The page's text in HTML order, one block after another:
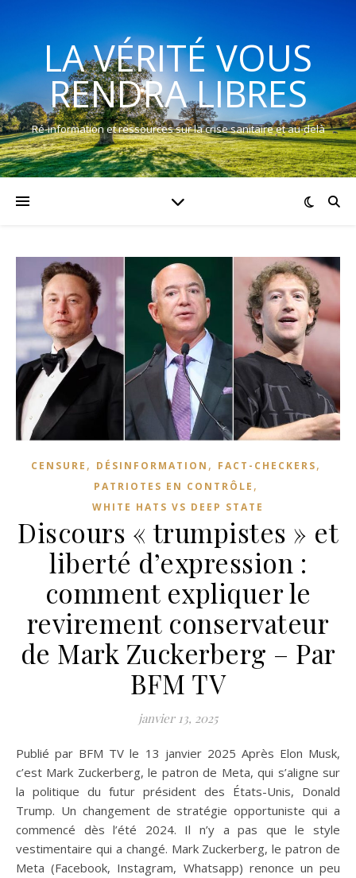
LA VÉRITÉ VOUS
RENDRA LIBRES
Ré-information et ressources sur la crise sanitaire et au-delà
CENSURE , DÉSINFORMATION , FACT-CHECKERS,
PATRIOTES EN CONTRÔLE ,
WHITE HATS VS DEEP STATE
Discours « trumpistes » et
liberté d’expression :
comment expliquer le
revirement conservateur
de Mark Zuckerberg – Par
BFM TV
janvier 13, 2025
Publié par BFM TV le 13 janvier 2025 Après Elon Musk,
c’est Mark Zuckerberg, le patron de Meta, qui s’aligne sur
la politique du futur président des États-Unis, Donald
Trump. Un changement de stratégie opportuniste qui a
commencé dès l’été 2024. Il n’y a pas que le style
vestimentaire qui a changé. Mark Zuckerberg, le patron de
Meta (Facebook, Instagram, Whatsapp) renonce un peu